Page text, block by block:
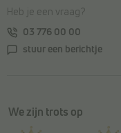
Heb je een vraag?
03 776 00 00
stuur een berichtje
We zijn trots op